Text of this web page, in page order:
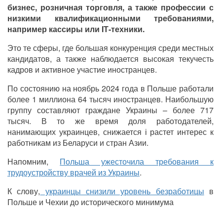
бизнес, розничная торговля, а также профессии с
низкими квалификационными требованиями,
например кассиры или IТ-техники.
Это те сферы, где большая конкуренция среди местных
кандидатов, а также наблюдается высокая текучесть
кадров и активное участие иностранцев.
По состоянию на ноябрь 2024 года в Польше работали
более 1 миллиона 64 тысяч иностранцев. Наибольшую
группу составляют граждане Украины – более 717
тысяч. В то же время доля работодателей,
нанимающих украинцев, снижается і растет интерес к
работникам из Беларуси и стран Азии.
Напомним, Польша ужесточила требования к
трудоустройству врачей из Украины.
К слову, украинцы снизили уровень безработицы в
Польше и Чехии до исторического минимума